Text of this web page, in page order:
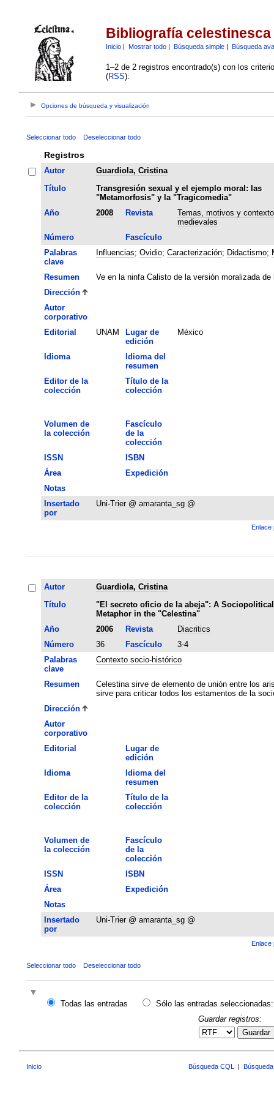
Bibliografía celestinesca
Inicio| Mostrar todo| Búsqueda simple| Búsqueda
1–2 de 2 registros encontrado(s) con los
(RSS):
Opciones de búsqueda y visualización
Seleccionar todo Deseleccionar todo
Registros
Autor
Guardiola, Cristina
Título
Transgresión sexual y el ejemplo moral: las
"Metamorfosis" y la "Tragicomedia"
Año
2008 Revista
Temas, motivos y
medievales
Número
Fascículo
Palabras
clave
Influencias; Ovidio; Caracterización; Didactismo;
Resumen
Ve en la ninfa Calisto de la versión moralizada de
Dirección
Autor
corporativo
Editorial
UNAM
Lugar de
edición
México
Idioma
Idioma del
resumen
Editor de la
colección
Título de la
colección
Volumen de
la colección
Fascículo
de la
colección
ISSN
ISBN
Área
Expedición
Notas
Insertado
por
Uni-Trier @ amaranta_sg @
Enlace
Autor
Guardiola, Cristina
Título
"El secreto oficio de la abeja": A Sociopolitical
Metaphor in the "Celestina"
Año
2006 Revista
Diacritics
Número
36 Fascículo
3-4
Palabras
clave
Contexto socio-histórico
Resumen
Celestina sirve de elemento de unión entre los
sirve para criticar todos los estamentos de la
Dirección
Autor
corporativo
Editorial
Lugar de
edición
Idioma
Idioma del
resumen
Editor de la
colección
Título de la
colección
Volumen de
la colección
Fascículo
de la
colección
ISSN
ISBN
Área
Expedición
Notas
Insertado
por
Uni-Trier @ amaranta_sg @
Enlace
Seleccionar todo Deseleccionar todo
Todas las entradas
Sólo las entradas seleccionadas:
Guardar registros:
Guardar
Inicio Búsqueda CQL